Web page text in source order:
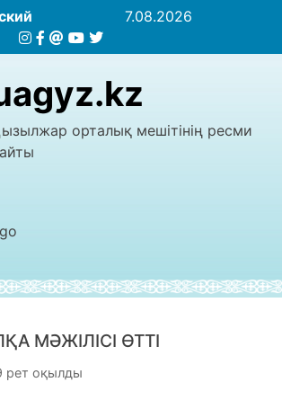
7.08.2026
орталық мешітінің ресми
МӘЖІЛІСІ ӨТТІ
рет оқылды